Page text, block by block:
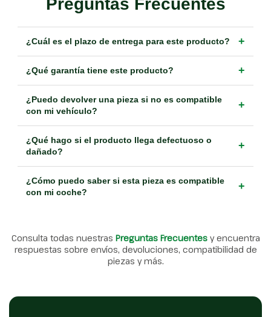
¿Cuál es el plazo de entrega para este producto? +
¿Qué garantía tiene este producto? +
¿Puedo devolver una pieza si no es compatible
con mi vehículo?
+
¿Qué hago si el producto llega defectuoso o
dañado?
+
¿Cómo puedo saber si esta pieza es compatible
con mi coche?
+
Consulta todas nuestras Preguntas Frecuentes y encuentra
respuestas sobre envíos, devoluciones, compatibilidad de
piezas y más.